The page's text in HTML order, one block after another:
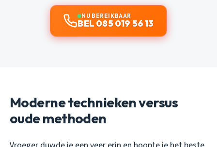
NU BEREIKBAAR
BEL 085 019 56 13
Moderne technieken versus
oude methoden